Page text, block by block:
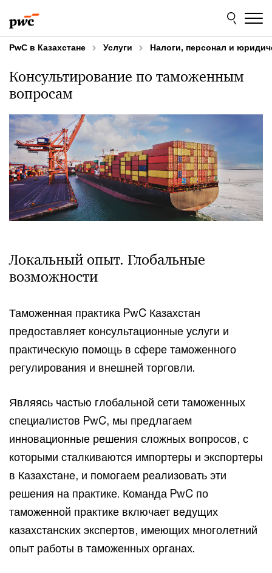
to
content
to
footer
PwC в Казахстане Услуги Налоги, персонал и
Консультирование по таможенным
вопросам
Локальный опыт. Глобальные
возможности
Таможенная практика PwC Казахстан
предоставляет консультационные услуги и
практическую помощь в сфере таможенного
регулирования и внешней торговли.
Являясь частью глобальной сети таможенных
специалистов PwC, мы предлагаем
инновационные решения сложных вопросов, с
которыми сталкиваются импортеры и экспортеры
в Казахстане, и помогаем реализовать эти
решения на практике. Команда PwC по
таможенной практике включает ведущих
казахстанских экспертов, имеющих многолетний
опыт работы в таможенных органах.